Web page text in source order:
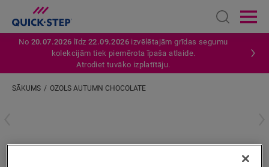
Open
No 20.07.2026 līdz22.09.2026 izvēlētajām grīdas segumu
kolekcijām tiek piemērota īpaša atlaide.
Atrodiet tuvāko izplatītāju.
SĀKUMS OZOLS AUTUMN CHOCOLATE